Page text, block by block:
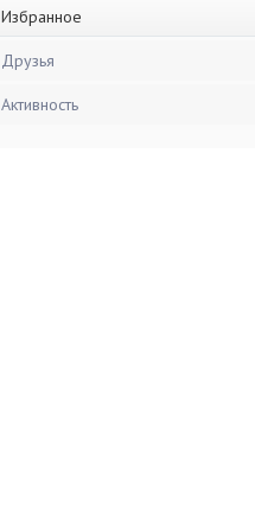
Избранное
Друзья
Активность